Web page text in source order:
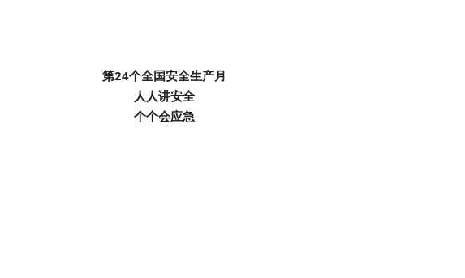
第24个全国安全生产月
人人讲安全
个个会应急